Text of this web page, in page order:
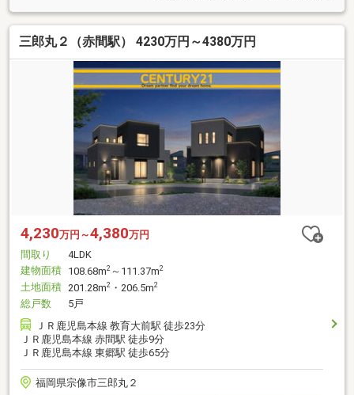
三郎丸２（赤間駅） 4230万円～4380万円
4,230万円～4,380万円
間取り
4LDK
建物面積 108.68m2 ～111.37m2
土地面積 201.28m2 ・206.5m2
総戸数
5戸
ＪＲ鹿児島本線 教育大前駅 徒歩23分
ＪＲ鹿児島本線 赤間駅 徒歩9分
ＪＲ鹿児島本線 東郷駅 徒歩65分
福岡県宗像市三郎丸２